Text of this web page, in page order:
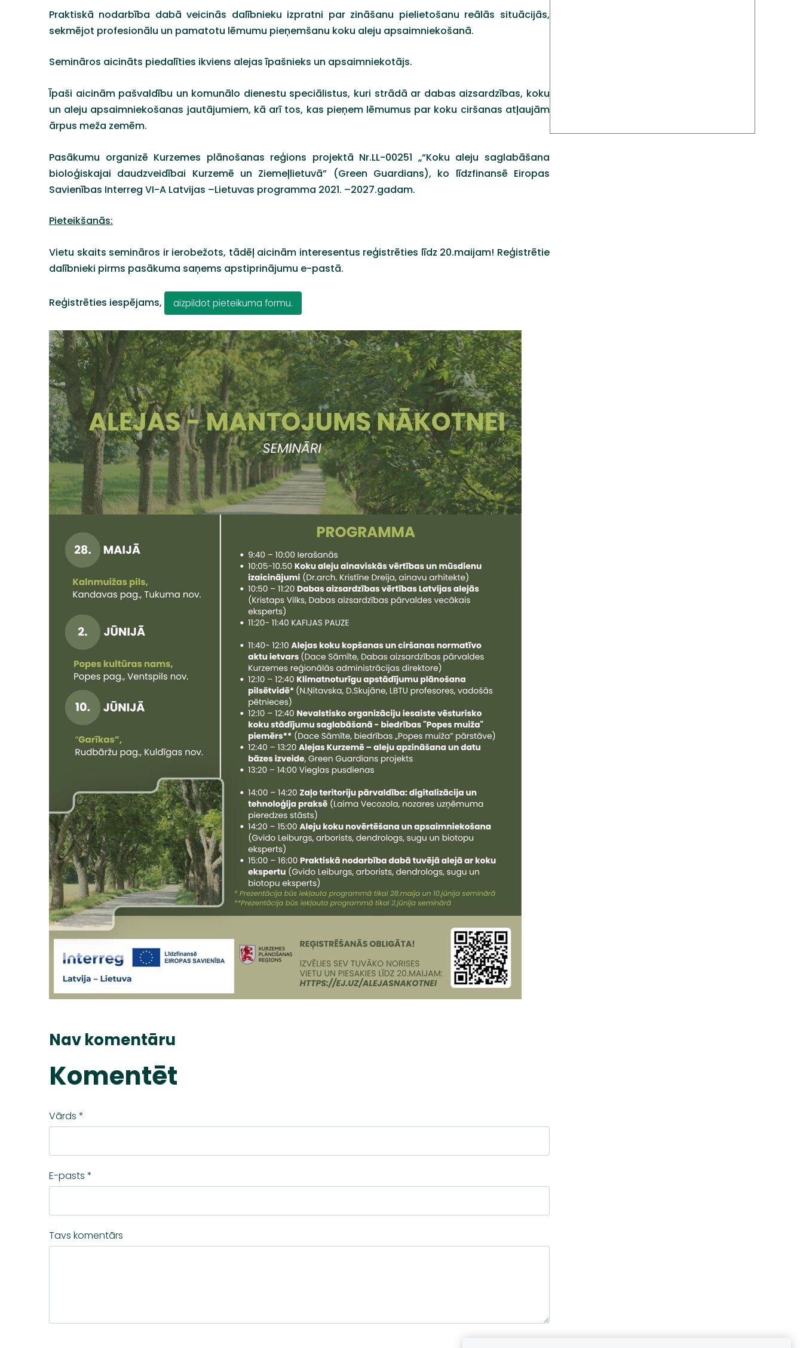
Praktiskā nodarbība dabā veicinās dalībnieku izpratni par zināšanu pielietošanu reālās situācijās,
sekmējot profesionālu un pamatotu lēmumu pieņemšanu koku aleju apsaimniekošanā.
Semināros aicināts piedalīties ikviens alejas īpašnieks un apsaimniekotājs.
Īpaši aicinām pašvaldību un komunālo dienestu speciālistus, kuri strādā ar dabas aizsardzības, koku
un aleju apsaimniekošanas jautājumiem, kā arī tos, kas pieņem lēmumus par koku ciršanas atļaujām
ārpus meža zemēm.
Pasākumu organizē Kurzemes plānošanas reģions projektā Nr.LL-00251 „“Koku aleju saglabāšana
bioloģiskajai daudzveidībai Kurzemē un Ziemeļlietuvā” (Green Guardians), ko līdzfinansē Eiropas
Savienības Interreg VI-A Latvijas –Lietuvas programma 2021. –2027.gadam.
Pieteikšanās:
Vietu skaits semināros ir ierobežots, tādēļ aicinām interesentus reģistrēties līdz 20.maijam! Reģistrētie
dalībnieki pirms pasākuma saņems apstiprinājumu e-pastā.
Reģistrēties iespējams, aizpildot pieteikuma formu.
Nav komentāru
Komentēt
Vārds *
E-pasts *
Tavs komentārs